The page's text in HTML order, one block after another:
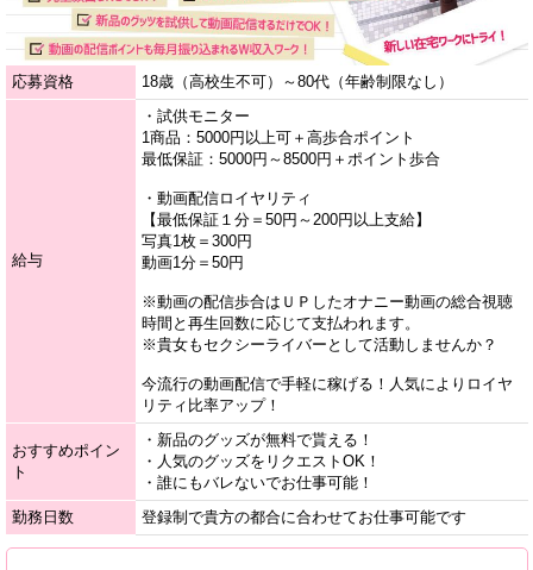
応募資格 18歳（高校生不可）～80代（年齢制限なし）
給与
・試供モニター
1商品：5000円以上可＋高歩合ポイント
最低保証：5000円～8500円＋ポイント歩合
・動画配信ロイヤリティ
【最低保証１分＝50円～200円以上支給】
写真1枚＝300円
動画1分＝50円
※動画の配信歩合はＵＰしたオナニー動画の総合視聴
時間と再生回数に応じて支払われます。
※貴女もセクシーライバーとして活動しませんか？
今流行の動画配信で手軽に稼げる！人気によりロイヤ
リティ比率アップ！
おすすめポイン
ト
・新品のグッズが無料で貰える！
・人気のグッズをリクエストOK！
・誰にもバレないでお仕事可能！
勤務日数
登録制で貴方の都合に合わせてお仕事可能です